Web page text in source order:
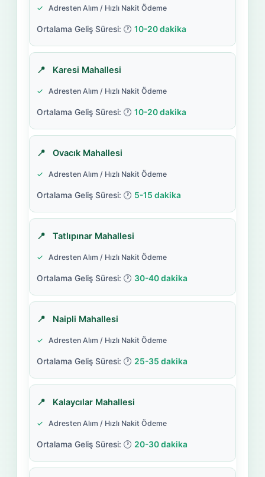
Adresten Alım / Hızlı Nakit Ödeme
10-20 dakika
Karesi Mahallesi
Adresten Alım / Hızlı Nakit Ödeme
10-20 dakika
Ovacık Mahallesi
Adresten Alım / Hızlı Nakit Ödeme
5-15 dakika
Tatlıpınar Mahallesi
Adresten Alım / Hızlı Nakit Ödeme
30-40 dakika
Naipli Mahallesi
Adresten Alım / Hızlı Nakit Ödeme
25-35 dakika
Kalaycılar Mahallesi
Adresten Alım / Hızlı Nakit Ödeme
20-30 dakika